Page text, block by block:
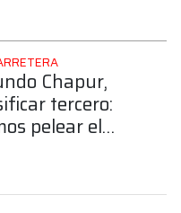
Chapur,
tercero:
pelear el